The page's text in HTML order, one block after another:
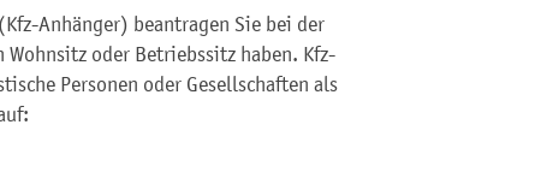
Anhänger) beantragen Sie bei der
oder Betriebssitz haben. Kfz-
Personen oder Gesellschaften als